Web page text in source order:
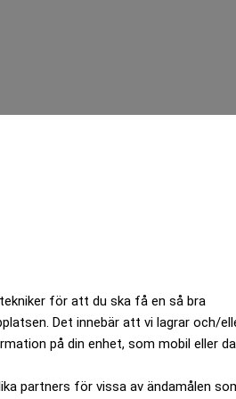
för att du ska få en så bra
Det innebär att vi lagrar och/
på din enhet, som mobil eller
partners för vissa av ändamålen